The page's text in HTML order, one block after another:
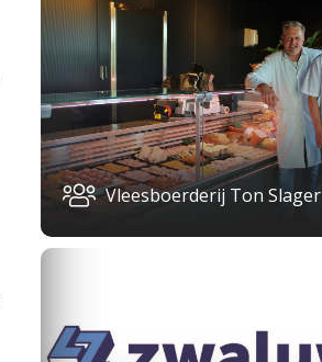
Vleesboerderij Ton Slager